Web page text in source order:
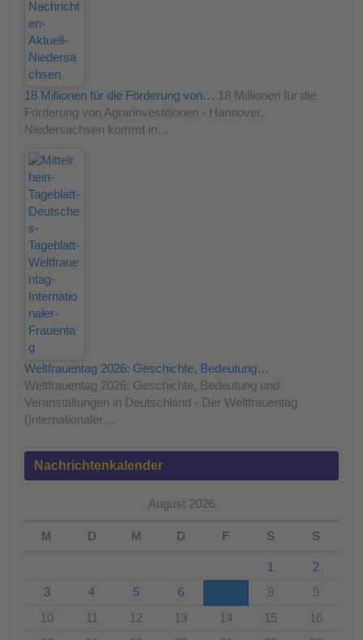
18 Millionen für die Förderung von… 18 Millionen für die
Förderung von Agrarinvestitionen - Hannover.
Niedersachsen kommt in…
Weltfrauentag 2026: Geschichte, Bedeutung…
Weltfrauentag 2026: Geschichte, Bedeutung und
Veranstaltungen in Deutschland - Der Weltfrauentag
(Internationaler…
Nachrichtenkalender
August 2026
M D M D F S S
1
2
3
4 5 6 8
9
10
11 12 13 14 15
16